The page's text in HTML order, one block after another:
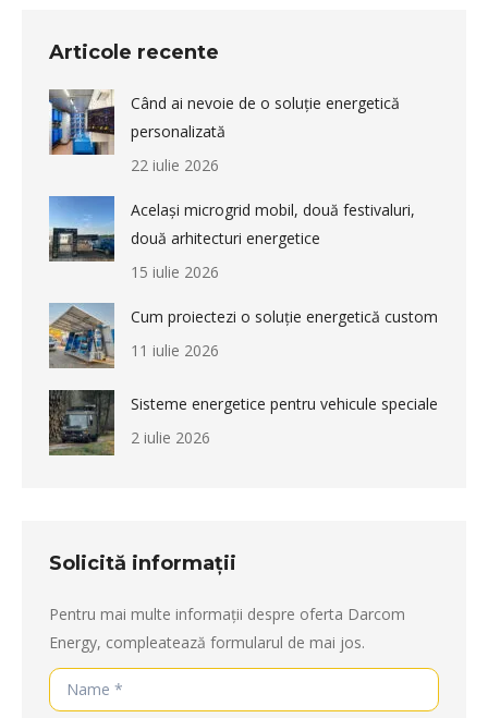
Articole recente
Când ai nevoie de o soluție energetică
personalizată
22 iulie 2026
Același microgrid mobil, două festivaluri,
două arhitecturi energetice
15 iulie 2026
Cum proiectezi o soluție energetică custom
11 iulie 2026
Sisteme energetice pentru vehicule speciale
2 iulie 2026
Solicită informații
Pentru mai multe informații despre oferta Darcom
Energy, compleatează formularul de mai jos.
Name *